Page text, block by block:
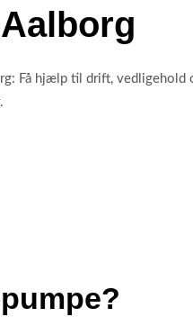
Få hjælp til drift,